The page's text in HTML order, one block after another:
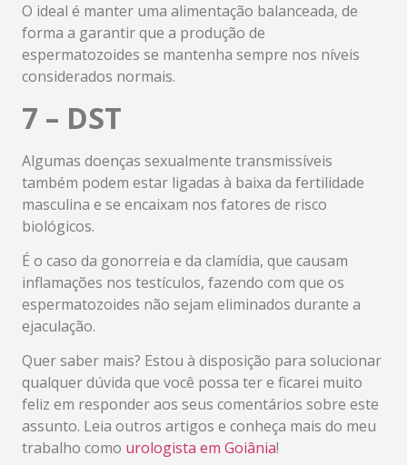
O ideal é manter uma alimentação balanceada, de
forma a garantir que a produção de
espermatozoides se mantenha sempre nos níveis
considerados normais.
7 – DST
Algumas doenças sexualmente transmissíveis
também podem estar ligadas à baixa da fertilidade
masculina e se encaixam nos fatores de risco
biológicos.
É o caso da gonorreia e da clamídia, que causam
inflamações nos testículos, fazendo com que os
espermatozoides não sejam eliminados durante a
ejaculação.
Quer saber mais? Estou à disposição para solucionar
qualquer dúvida que você possa ter e ficarei muito
feliz em responder aos seus comentários sobre este
assunto. Leia outros artigos e conheça mais do meu
trabalho como urologista em Goiânia!